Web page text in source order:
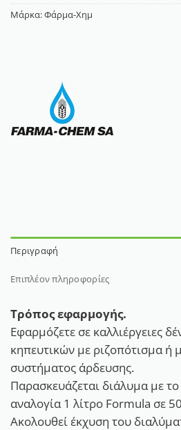
Μάρκα:Φάρμα-Χημ
Περιγραφή
Επιπλέον πληροφορίες
Τρόπος εφαρμογής.
Εφαρμόζετε σε καλλιέργειες
κηπευτικών με ριζοπότισμα ή
συστήματος άρδευσης.
Παρασκευάζεται διάλυμα με
αναλογία 1 λίτρο Formula σε
Ακολουθεί έκχυση του